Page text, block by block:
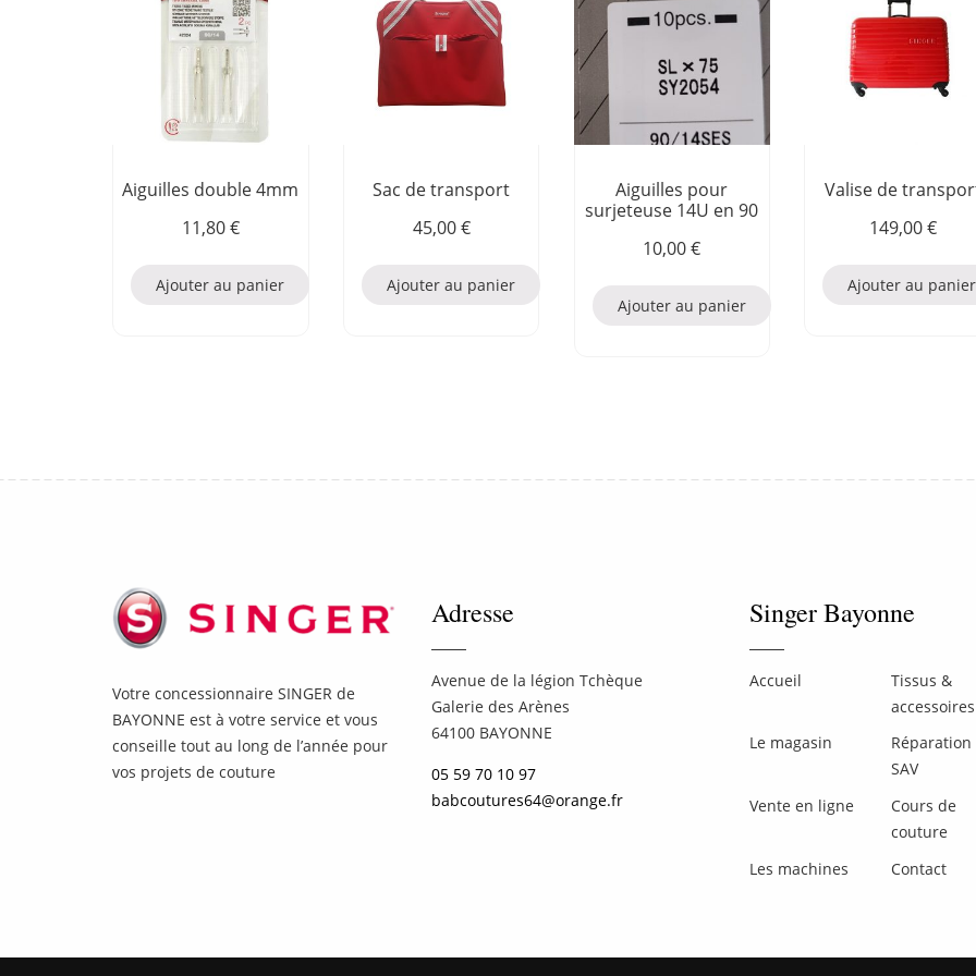
Aiguilles double 4mm
11,80€
Ajouter au panier
Sac de transport
45,00€
Ajouter au panier
Aiguilles pour
surjeteuse 14U en 90
10,00€
Ajouter au panier
Valise de
149,00€
Ajouter au panier
Votre concessionnaire SINGER de
BAYONNE est à votre service et vous
conseille tout au long de l’année pour
vos projets de couture
Adresse
Avenue de la légion Tchèque
Galerie des Arènes
64100 BAYONNE
05 59 70 10 97
babcoutures64@orange.fr
Singer Bayonne
Accueil
Tissus &
accessoires
Le magasin
Réparation
SAV
Vente en ligne
Cours de
couture
Les machines
Contact